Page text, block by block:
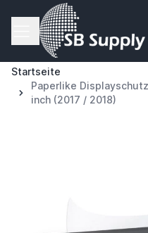
Zum Inhalt springen
Startseite
Paperlike
inch (2017 / 2018)